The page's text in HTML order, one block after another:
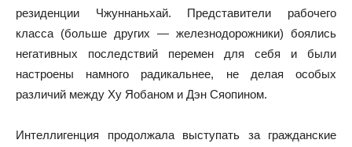
резиденции Чжуннаньхай. Представители рабочего
класса (больше других — железнодорожники) боялись
негативных последствий перемен для себя и были
настроены намного радикальнее, не делая особых
различий между Ху Яобаном и Дэн Сяопином.
Интеллигенция продолжала выступать за гражданские